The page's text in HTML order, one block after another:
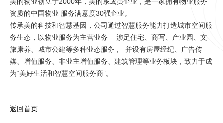
资质的中国物业 服务满意度30强企业。
传承美的科技和智慧基因，公司通过智慧服务能力打造城市空间服
务生态，以物业服务为主营业务， 涉足住宅、商写、产业园、文
旅康养、城市公建等多种业态服务， 并设有房屋经纪、广告传
媒、增值服务、非业主增值服务、建筑管理等业务板块，致力于成
为“美好生活和智慧空间服务商”。
返回首页